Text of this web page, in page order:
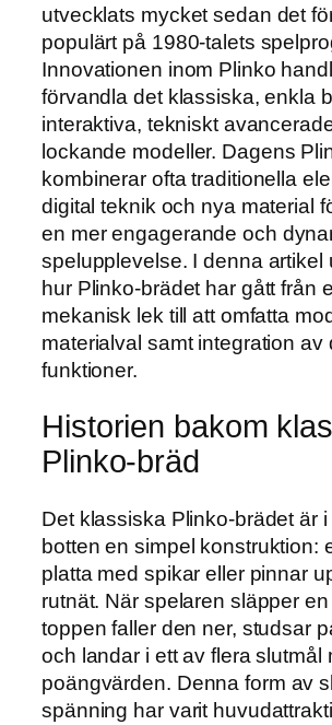
utvecklats mycket sedan det
populärt på 1980-talets
Innovationen inom Plinko
förvandla det klassiska, enkla
interaktiva, tekniskt
lockande modeller. Dagens
kombinerar ofta traditionella
digital teknik och nya material
en mer engagerande och
spelupplevelse. I denna artikel
hur Plinko-brädet har gått från
mekanisk lek till att omfatta
materialval samt integration av
funktioner.
Historien bakom
Plinko-bräd
Det klassiska Plinko-brädet är
botten en simpel konstruktion:
platta med spikar eller pinnar
rutnät. När spelaren släpper
toppen faller den ner, studsar
och landar i ett av flera slutmål
poängvärden. Denna form av
spänning har varit